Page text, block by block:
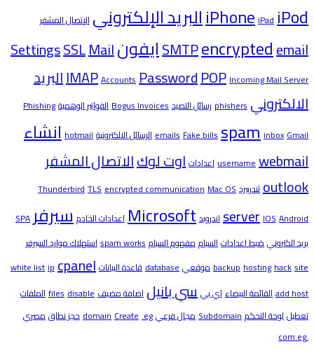
iPhoneiPadiPod البريد الإلكتروني الإتصال المشفر
SMTPencryptedemail ايفون SettingsSSLMail
IMAPAccountsPasswordPOPIncoming Mail Server
البريد
الالكتروني phishers رسائل التصيدBogus Invoicesالفواتير الوهميةPhishing
emailsFake billsspaminboxGmail الرسائل الالكترونيةhotmailانشاء
usernamewebmail اعداداتاوت لوكالاتصال المشفر
outlookثندربيرد ThunderbirdTLSencrypted communicationMac OS
serverIOSAndroid اندرويدMicrosoftاعدادات الخادمسيرفرSPA
بريد الكترونيضبط اعداداتالسباممفهوم السبامspam worksاستهلاك موارد السيرفر
backuphostinghacksite موقعيdatabaseقاعدة البيانات white listipcpanel
add hostالقائمة البيضاءاي بيسي بانيل اضافة مضيف filesdisable
الملفات
تعطيللوحة التحكمSubdomainمجال فرعي domainCreate.eg حجز نطاقمصري
.com.eg